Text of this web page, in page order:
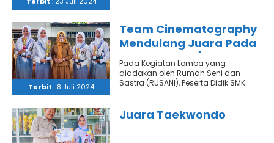
Terbit : 8 Juli 2024
Team Cinematography
Mendulang Juara Pada
Event Rusani (Rumah
Sastra dan Seni)
Pada Kegiatan Lomba yang
diadakan oleh Rumah Seni dan
Sastra (RUSANI), Peserta Didik SMK
Juara Taekwondo